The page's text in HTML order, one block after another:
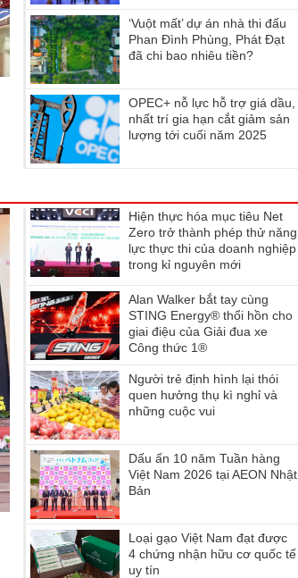
‘Vuột mất’ dự án nhà thi đấu
Phan Đình Phùng, Phát Đạt
đã chi bao nhiêu tiền?
OPEC+ nỗ lực hỗ trợ giá dầu,
nhất trí gia hạn cắt giảm sản
lượng tới cuối năm 2025
Hiện thực hóa mục tiêu Net
Zero trở thành phép thử năng
lực thực thi của doanh nghiệp
trong kỉ nguyên mới
Alan Walker bắt tay cùng
STING Energy® thổi hồn cho
giai điệu của Giải đua xe
Công thức 1®
Người trẻ định hình lại thói
quen hưởng thụ kì nghỉ và
những cuộc vui
Dấu ấn 10 năm Tuần hàng
Việt Nam 2026 tại AEON Nhật
Bản
Loại gạo Việt Nam đạt được
4 chứng nhận hữu cơ quốc tế
uy tín